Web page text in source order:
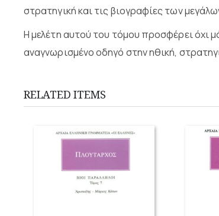
στρατηγική και τις βιογραφίες των
Η μελέτη αυτού του τόμου προσφέρει όχι
αναγνωρισμένο οδηγό στην ηθική,
RELATED ITEMS